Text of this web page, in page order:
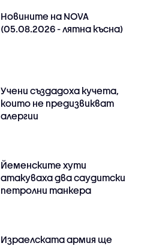
Новините на NOVA
(05.08.2026 - лятна късна)
Учени създадоха кучета,
които не предизвикват
алергии
Йеменските хути
атакуваха два саудитски
петролни танкера
Израелската армия ще